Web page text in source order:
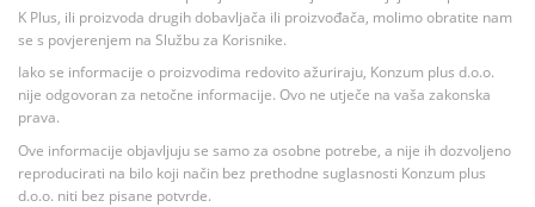
K Plus, ili proizvoda drugih dobavljača ili proizvođača, molimo obratite nam
se s povjerenjem na Službu za Korisnike.
Iako se informacije o proizvodima redovito ažuriraju, Konzum plus d.o.o.
nije odgovoran za netočne informacije. Ovo ne utječe na vaša zakonska
prava.
Ove informacije objavljuju se samo za osobne potrebe, a nije ih dozvoljeno
reproducirati na bilo koji način bez prethodne suglasnosti Konzum plus
d.o.o. niti bez pisane potvrde.